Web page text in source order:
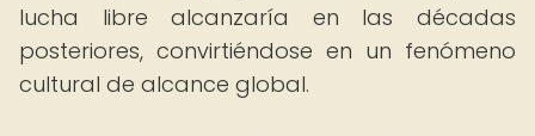
lucha libre alcanzaría en las décadas
posteriores, convirtiéndose en un fenómeno
cultural de alcance global.